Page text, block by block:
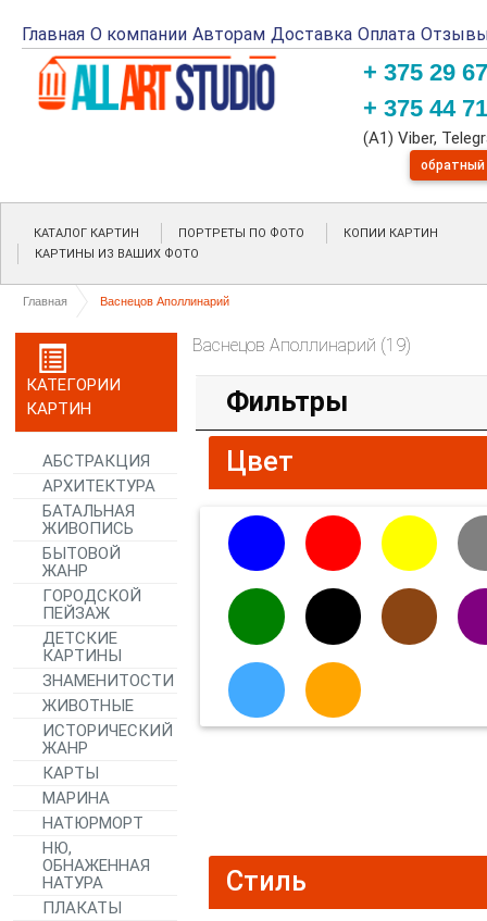
Главная О компании Авторам Доставка Оплата
+ 375 29
+ 375 44
(A1) Viber,
обратный
КАТАЛОГ КАРТИН ПОРТРЕТЫ ПО ФОТО
КОПИИ КАРТИН
КАРТИНЫ ИЗ ВАШИХ ФОТО
Главная Васнецов Аполлинарий
КАТЕГОРИИ
КАРТИН
АБСТРАКЦИЯ
АРХИТЕКТУРА
БАТАЛЬНАЯ
ЖИВОПИСЬ
БЫТОВОЙ
ЖАНР
ГОРОДСКОЙ
ПЕЙЗАЖ
ДЕТСКИЕ
КАРТИНЫ
ЗНАМЕНИТОСТИ
ЖИВОТНЫЕ
ИСТОРИЧЕСКИЙ
ЖАНР
КАРТЫ
МАРИНА
НАТЮРМОРТ
НЮ,
ОБНАЖЕННАЯ
НАТУРА
ПЛАКАТЫ
Васнецов Аполлинарий (19)
Фильтры
Цвет
Стиль